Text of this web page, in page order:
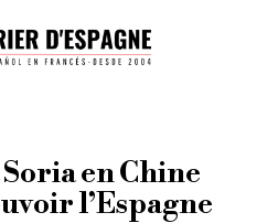
en Chine
l’Espagne